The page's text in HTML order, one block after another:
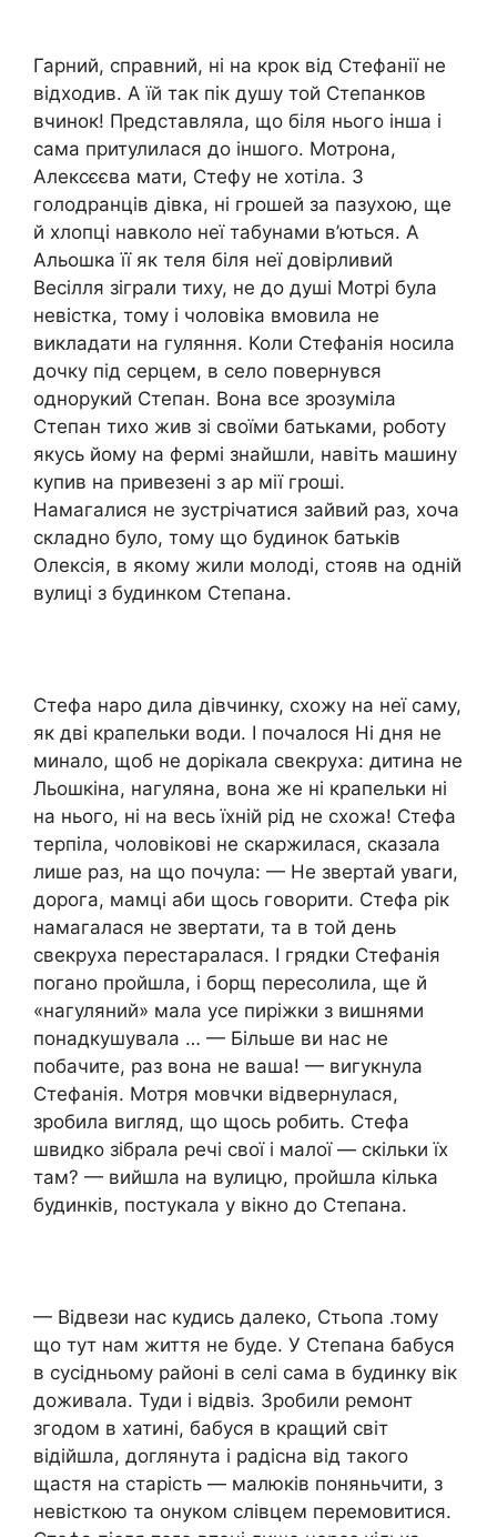
Гарний, справний, ні на крок від Стефанії не
відходив. А їй так пік душу той Степанков
вчинок! Представляла, що біля нього інша і
сама притулилася до іншого. Мотрона,
Алексєєва мати, Стефу не хотіла. З
голодранців дівка, ні грошей за пазухою, ще
й хлопці навколо неї табунами в’ються. А
Альошка її як теля біля неї довірливий
Весілля зіграли тиху, не до душі Мотрі була
невістка, тому і чоловіка вмовила не
викладати на гуляння. Коли Стефанія носила
дочку під серцем, в село повернувся
однорукий Степан. Вона все зрозуміла
Степан тихо жив зі своїми батьками, роботу
якусь йому на фермі знайшли, навіть машину
купив на привезені з ар мії гроші.
Намагалися не зустрічатися зайвий раз, хоча
складно було, тому що будинок батьків
Олексія, в якому жили молоді, стояв на одній
вулиці з будинком Степана.
Стефа наро дила дівчинку, схожу на неї саму,
як дві крапельки води. І почалося Ні дня не
минало, щоб не дорікала свекруха: дитина не
Льошкіна, нагуляна, вона же ні крапельки ні
на нього, ні на весь їхній рід не схожа! Стефа
терпіла, чоловікові не скаржилася, сказала
лише раз, на що почула: — Не звертай уваги,
дорога, мамці аби щось говорити. Стефа рік
намагалася не звертати, та в той день
свекруха перестаралася. І грядки Стефанія
погано пройшла, і борщ пересолила, ще й
«нагуляний» мала усе пиріжки з вишнями
понадкушувала … — Більше ви нас не
побачите, раз вона не ваша! — вигукнула
Стефанія. Мотря мовчки відвернулася,
зробила вигляд, що щось робить. Стефа
швидко зібрала речі свої і малої — скільки їх
там? — вийшла на вулицю, пройшла кілька
будинків, постукала у вікно до Степана.
— Відвези нас кудись далеко, Стьопа .тому
що тут нам життя не буде. У Степана бабуся
в сусідньому районі в селі сама в будинку вік
доживала. Туди і відвіз. Зробили ремонт
згодом в хатині, бабуся в кращий світ
відійшла, доглянута і радісна від такого
щастя на старість — малюків поняньчити, з
невісткою та онуком слівцем перемовитися.